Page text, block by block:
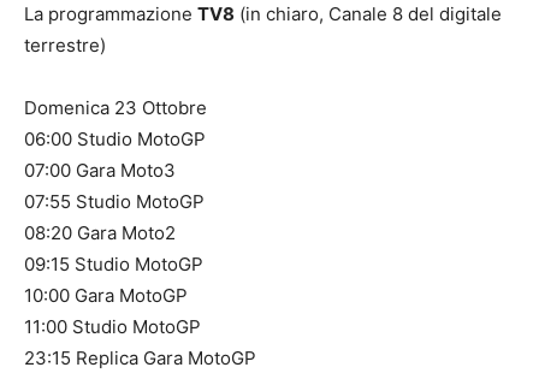
La programmazione TV8 (in chiaro, Canale 8 del digitale
terrestre)
Domenica 23 Ottobre
06:00 Studio MotoGP
07:00 Gara Moto3
07:55 Studio MotoGP
08:20 Gara Moto2
09:15 Studio MotoGP
10:00 Gara MotoGP
11:00 Studio MotoGP
23:15 Replica Gara MotoGP